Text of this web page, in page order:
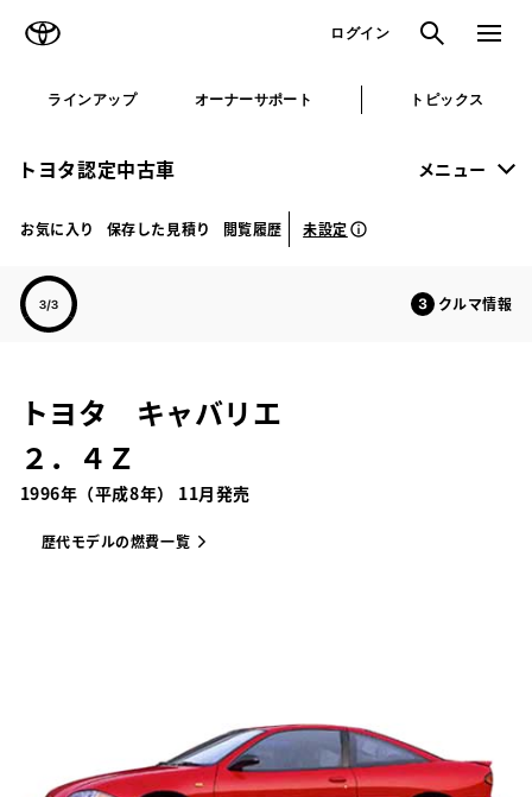
ログイン 検索 メニュ
ラインアップ オーナーサポート トピックス
トヨタ認定中古車 メニュー
お気に入り 保存した見積り 閲覧履歴 未設定
クルマ情報
トヨタ キャバリエ
２．４Ｚ
1996年（平成8年） 11月発売
歴代モデルの燃費一覧